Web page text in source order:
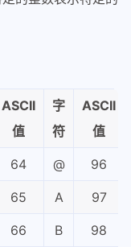
ASCII
值
字
符
ASCII
值
64 @ 96
65 A 97
66 B 98